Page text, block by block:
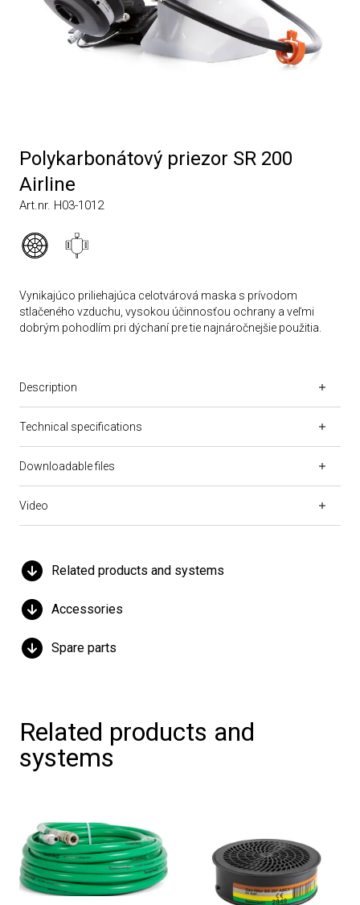
Polykarbonátový priezor SR 200
Airline
Art.nr. H03-1012
Vynikajúco priliehajúca celotvárová maska s prívodom
stlačeného vzduchu, vysokou účinnosťou ochrany a veľmi
dobrým pohodlím pri dýchaní pre tie najnáročnejšie použitia.
Description
Technical specifications
Downloadable files
Video
Related products and systems
Accessories
Spare parts
Related products and
systems